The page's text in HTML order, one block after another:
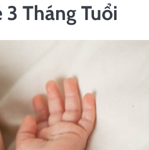
Tháng Tuổi